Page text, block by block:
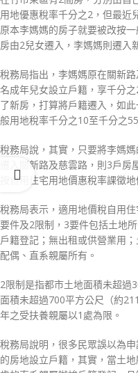
用地優惠稅率千分之2，但最近
原本李媽媽的房子就要被改按
房由2兒女遷入，李媽媽則遷入
稅務局指出，李媽媽原在關新
名成年兒女設立戶籍，享千分
了新房，打算將戶籍遷入，如
般用地稅率千分之10至千分之
稅務局說，其實，只要將李媽
遷入關新路及慈雲路，則3戶
按自用住宅用地價惠稅率課徵地
稅務局表示，適用地價稅自用
要件及2限制，3要件包括土地
戶籍登記；無出租或供營業用
配偶、直系親屬所有。
2限制是指都市土地面積未超過
面積未超過700平方公尺（約
年之受扶養親屬以1處為限。
稅務局說明，很多民眾誤以為
的房地設立戶籍，其實，當土